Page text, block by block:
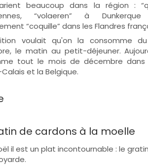
beaucoup dans la région :
“volaeren” à
“coquille” dans les Flandres
voulait qu'on la consomme
le matin au petit-déjeuner.
tout le mois de décembre dans
et la Belgique.
de cardons à la moelle
il est un plat incontournable : le